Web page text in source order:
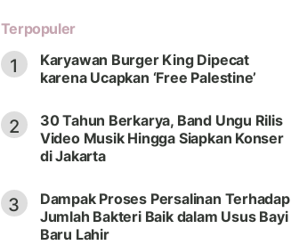
Terpopuler
1
Karyawan Burger King Dipecat
karena Ucapkan ‘Free Palestine’
2
30 Tahun Berkarya, Band Ungu Rilis
Video Musik Hingga Siapkan Konser
di Jakarta
3
Dampak Proses Persalinan Terhadap
Jumlah Bakteri Baik dalam Usus Bayi
Baru Lahir